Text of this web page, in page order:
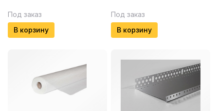
Под заказ
В корзину
Под заказ
В корзину